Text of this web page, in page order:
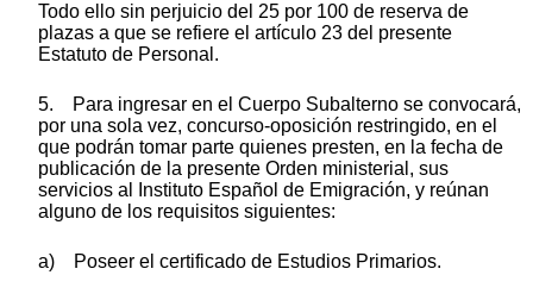
Todo ello sin perjuicio del 25 por 100 de reserva de
plazas a que se refiere el artículo 23 del presente
Estatuto de Personal.
5. Para ingresar en el Cuerpo Subalterno se convocará,
por una sola vez, concurso-oposición restringido, en el
que podrán tomar parte quienes presten, en la fecha de
publicación de la presente Orden ministerial, sus
servicios al Instituto Español de Emigración, y reúnan
alguno de los requisitos siguientes:
a) Poseer el certificado de Estudios Primarios.